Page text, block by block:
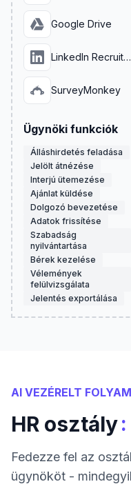
Google Drive
LinkedIn Recruiter
SurveyMonkey
Ügynöki funkciók
Álláshirdetés feladása
Jelölt átnézése
Interjú ütemezése
Ajánlat küldése
Dolgozó bevezetése
Adatok frissítése
Szabadság
nyilvántartása
Bérek kezelése
Vélemények
felülvizsgálata
Jelentés exportálása
AI VEZÉRELT
HR osztály:
Fedezze fel az
ügynököt -